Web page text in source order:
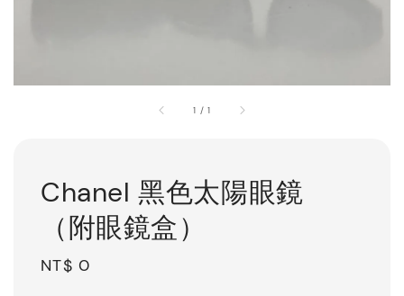
1 /1
Chanel 黑色太陽眼鏡
（附眼鏡盒）
Regular
NT$ 0